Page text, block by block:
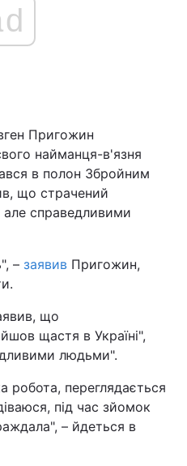
Пригожин
найманця-в'язня
в полон Збройним
що страчений
але справедливими
– заявив Пригожин,
що
щастя в Україні",
людьми".
робота, переглядається
під час зйомок
– йдеться в